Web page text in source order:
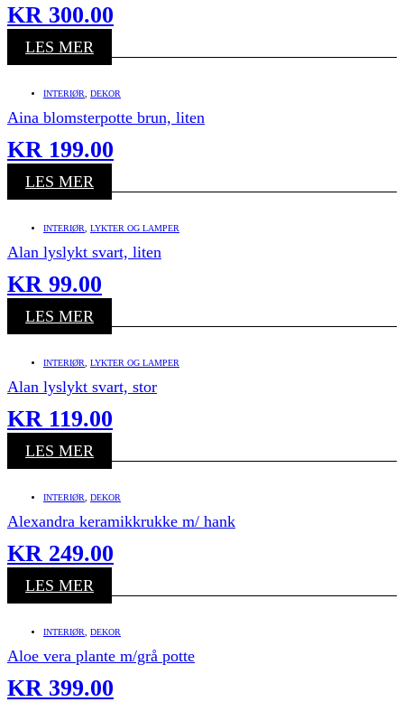
KR 300.00
LES MER
INTERIØR DEKOR
Aina blomsterpotte brun, liten
KR 199.00
LES MER
INTERIØR LYKTER OG LAMPER
Alan lyslykt svart, liten
KR 99.00
LES MER
INTERIØR LYKTER OG LAMPER
Alan lyslykt svart, stor
KR 119.00
LES MER
INTERIØR DEKOR
Alexandra keramikkrukke m/ hank
KR 249.00
LES MER
INTERIØR DEKOR
Aloe vera plante m/grå potte
KR 399.00